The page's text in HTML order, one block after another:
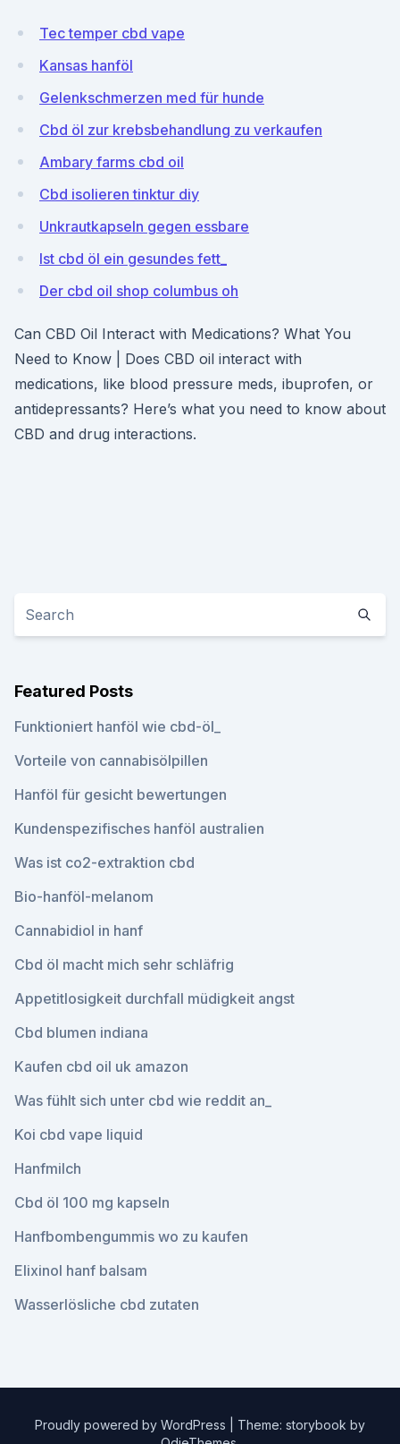
Tec temper cbd vape
Kansas hanföl
Gelenkschmerzen med für hunde
Cbd öl zur krebsbehandlung zu verkaufen
Ambary farms cbd oil
Cbd isolieren tinktur diy
Unkrautkapseln gegen essbare
Ist cbd öl ein gesundes fett_
Der cbd oil shop columbus oh
Can CBD Oil Interact with Medications? What You
Need to Know | Does CBD oil interact with
medications, like blood pressure meds, ibuprofen, or
antidepressants? Here’s what you need to know about
CBD and drug interactions.
Featured Posts
Funktioniert hanföl wie cbd-öl_
Vorteile von cannabisölpillen
Hanföl für gesicht bewertungen
Kundenspezifisches hanföl australien
Was ist co2-extraktion cbd
Bio-hanföl-melanom
Cannabidiol in hanf
Cbd öl macht mich sehr schläfrig
Appetitlosigkeit durchfall müdigkeit angst
Cbd blumen indiana
Kaufen cbd oil uk amazon
Was fühlt sich unter cbd wie reddit an_
Koi cbd vape liquid
Hanfmilch
Cbd öl 100 mg kapseln
Hanfbombengummis wo zu kaufen
Elixinol hanf balsam
Wasserlösliche cbd zutaten
Proudly powered by WordPress
Theme: storybook by